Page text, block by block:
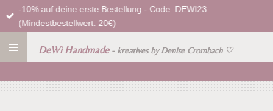
Zum
Hauptinhalt
DeWi Handmade - kreatives by Denise Crombach ♡
-10% auf deine erste Bestellung - Code: DEWI23
(Mindestbestellwert: 20€)